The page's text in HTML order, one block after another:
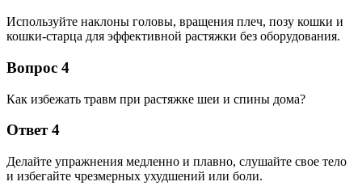
Используйте наклоны головы, вращения плеч, позу кошки и
кошки-старца для эффективной растяжки без оборудования.
Вопрос 4
Как избежать травм при растяжке шеи и спины дома?
Ответ 4
Делайте упражнения медленно и плавно, слушайте свое тело
и избегайте чрезмерных ухудшений или боли.